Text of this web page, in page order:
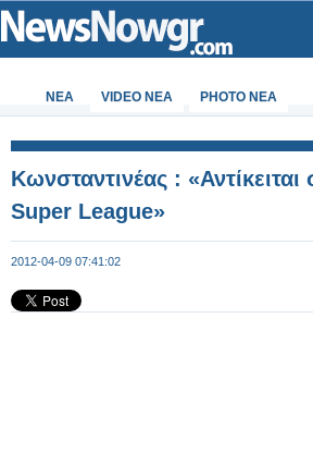
ΝΕΑ VIDEO NEA PHOTO NEA
Κωνσταντινέας : «Αντίκειται
Super League»
2012-04-09 07:41:02